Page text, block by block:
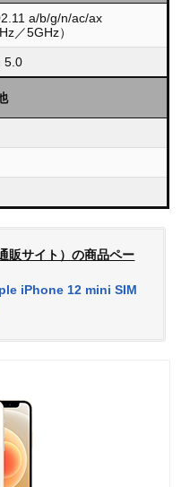
a/b/g/n/ac/ax
／5GHz）
5.0
販サイト）の商品ペー
iPhone 12 mini SIM